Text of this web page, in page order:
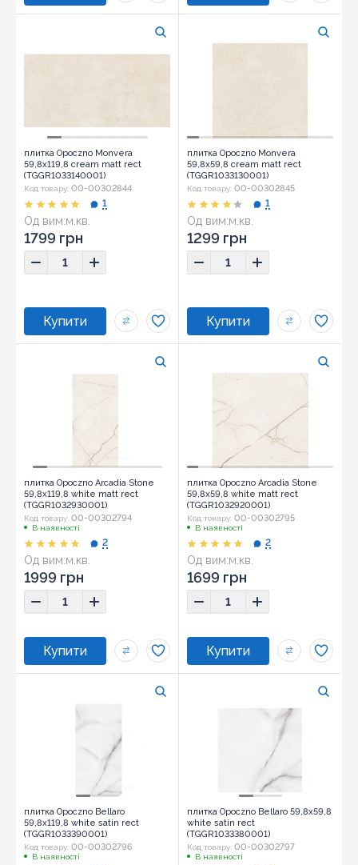
плитка Opoczno Monvera
59,8x119,8 cream matt rect
(TGGR1033140001)
Код товару: 00-00302844
Од вим:м.кв.
1
1799 грн
плитка Opoczno Monvera
59,8x59,8 cream matt rect
(TGGR1033130001)
Код товару: 00-00302845
Од вим:м.кв.
1
1299 грн
плитка Opoczno Arcadia Stone
59,8x119,8 white matt rect
(TGGR1032930001)
Код товару: 00-00302794
В наявності
Од вим:м.кв.
2
1999 грн
плитка Opoczno Arcadia Stone
59,8x59,8 white matt rect
(TGGR1032920001)
Код товару: 00-00302795
В наявності
Од вим:м.кв.
2
1699 грн
плитка Opoczno Bellaro
59,8x119,8 white satin rect
(TGGR1033390001)
Код товару: 00-00302796
В наявності
плитка Opoczno Bellaro 59,8x59,8
white satin rect
(TGGR1033380001)
Код товару: 00-00302797
В наявності